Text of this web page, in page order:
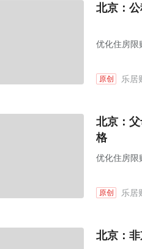
北京：
优化住房限
原创 乐居
北京：
格
优化住房限
原创 乐居
北京：